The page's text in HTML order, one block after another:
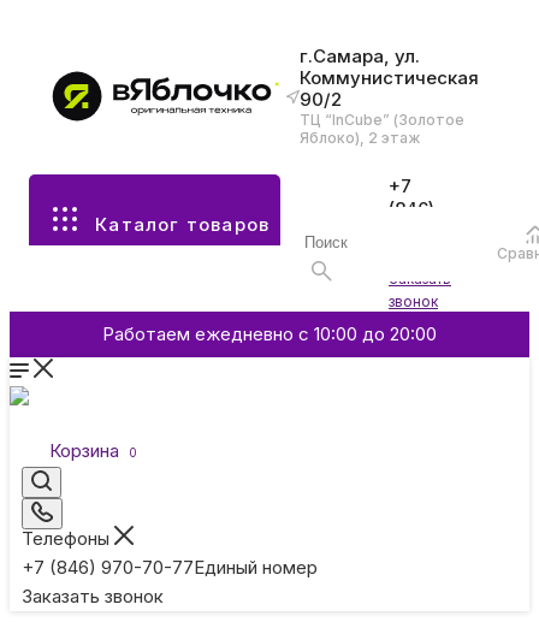
г.Самара, ул.
Коммунистическая
90/2
ТЦ “InCube” (Золотое
Яблоко), 2 этаж
Каталог товаров
+7
(846)
Заказать
звонок
Работаем ежедневно с 10:00 до 20:00
Корзина 0
Телефоны
+7 (846) 970-70-77Единый номер
Заказать звонок
Все разделы каталога
Аксессуары
Смартфоны и гаджеты